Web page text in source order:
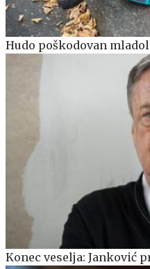
Hudo poškodovan
Konec veselja: Janković